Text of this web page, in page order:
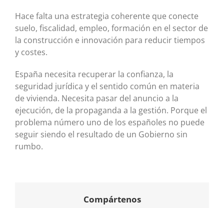
Hace falta una estrategia coherente que conecte
suelo, fiscalidad, empleo, formación en el sector de
la construcción e innovación para reducir tiempos
y costes.
España necesita recuperar la confianza, la
seguridad jurídica y el sentido común en materia
de vivienda. Necesita pasar del anuncio a la
ejecución, de la propaganda a la gestión. Porque el
problema número uno de los españoles no puede
seguir siendo el resultado de un Gobierno sin
rumbo.
Compártenos